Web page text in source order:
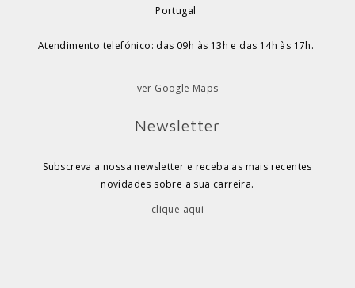
Portugal
Atendimento telefónico: das 09h às 13h e das 14h às 17h.
ver Google Maps
Newsletter
Subscreva a nossa newsletter e receba as mais recentes
novidades sobre a sua carreira.
clique aqui